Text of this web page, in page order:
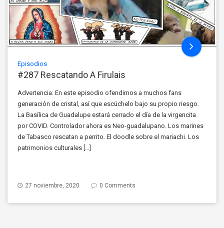
Episodios
#287 Rescatando A Firulais
Advertencia: En este episodio ofendimos a muchos fans
generación de cristal, así que escúchelo bajo su propio riesgo.
La Basílica de Guadalupe estará cerrado el día de la virgencita
por COVID. Controlador ahora es Neo-guadalupano. Los marines
de Tabasco rescatan a perrito. El doodle sobre el mariachi. Los
patrimonios culturales […]
27 noviembre, 2020 0 Comments